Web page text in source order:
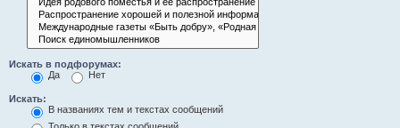
Искать в подфорумах:
Да
Нет
Искать:
В названиях тем и текстах сообщений